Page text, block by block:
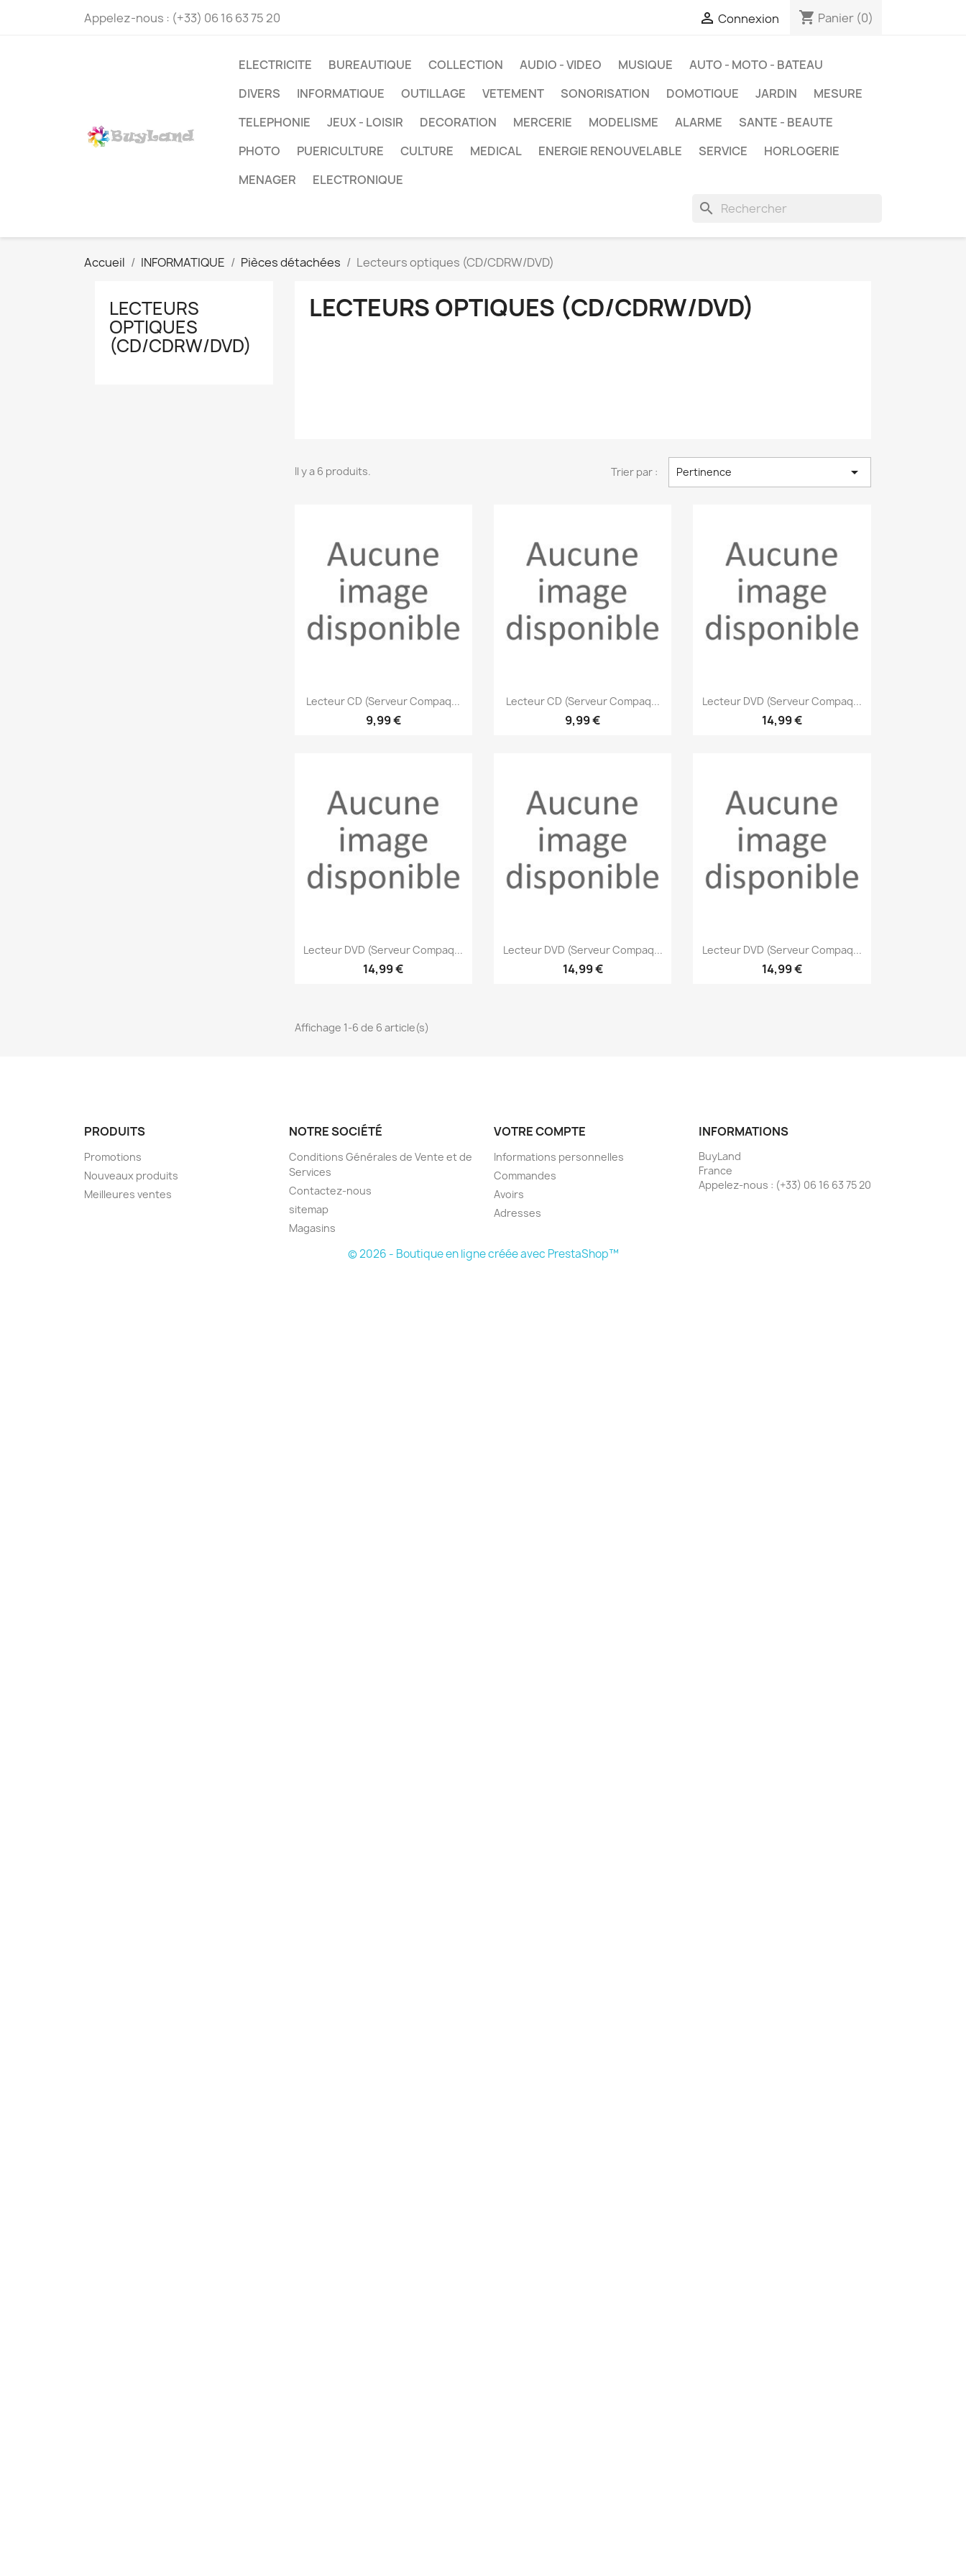
Appelez-nous : (+33) 06 16 63 75 20  Connexion shopping_cart Panier (0)
ELECTRICITE BUREAUTIQUE COLLECTION AUDIO - VIDEO MUSIQUE
AUTO - MOTO - BATEAU
DIVERS
INFORMATIQUE OUTILLAGE VETEMENT SONORISATION DOMOTIQUE JARDIN
MESURE
TELEPHONIE
JEUX - LOISIR DECORATION MERCERIE MODELISME ALARME
SANTE - BEAUTE
PHOTO
PUERICULTURE CULTURE MEDICAL ENERGIE RENOUVELABLE SERVICE
HORLOGERIE
MENAGER
ELECTRONIQUE
search
Accueil INFORMATIQUE Pièces détachées Lecteurs optiques (CD/CDRW/DVD)
LECTEURS
OPTIQUES
(CD/CDRW/DVD)
LECTEURS OPTIQUES (CD/CDRW/DVD)
Il y a 6 produits. Trier par : Pertinence 
Aperçu rapide
Lecteur CD (Serveur Compaq...
9,99 €
Aperçu rapide
Lecteur CD (Serveur Compaq...
9,99 €
Aperçu rapide
Lecteur DVD (Serveur Compaq...
14,99 €
Aperçu rapide
Lecteur DVD (Serveur Compaq...
14,99 €
Aperçu rapide
Lecteur DVD (Serveur Compaq...
14,99 €
Aperçu rapide
Lecteur DVD (Serveur Compaq...
14,99 €
Affichage 1-6 de 6 article(s)
PRODUITS
Promotions
Nouveaux produits
Meilleures ventes
NOTRE SOCIÉTÉ
Conditions Générales de Vente et de
Services
Contactez-nous
sitemap
Magasins
VOTRE COMPTE
Informations personnelles
Commandes
Avoirs
Adresses
INFORMATIONS
BuyLand
France
Appelez-nous : (+33) 06 16 63 75 20
© 2026 - Boutique en ligne créée avec PrestaShop™